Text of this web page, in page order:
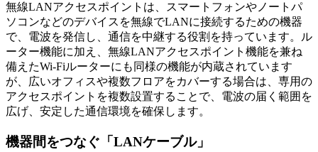
無線LANアクセスポイントは、スマートフォンやノートパ
ソコンなどのデバイスを無線でLANに接続するための機器
で、電波を発信し、通信を中継する役割を持っています。ル
ーター機能に加え、無線LANアクセスポイント機能を兼ね
備えたWi-Fiルーターにも同様の機能が内蔵されています
が、広いオフィスや複数フロアをカバーする場合は、専用の
アクセスポイントを複数設置することで、電波の届く範囲を
広げ、安定した通信環境を確保します。
機器間をつなぐ「LANケーブル」